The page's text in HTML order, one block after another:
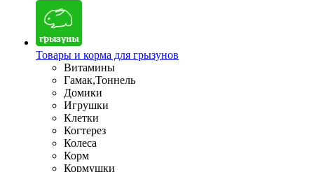
Товары и корма для грызунов
Витамины
Гамак,Тоннель
Домики
Игрушки
Клетки
Когтерез
Колеса
Корм
Кормушки